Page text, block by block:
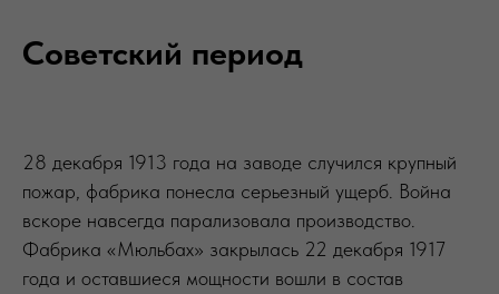
Советский период
28 декабря 1913 года на заводе случился крупный
пожар, фабрика понесла серьезный ущерб. Война
вскоре навсегда парализовала производство.
Фабрика «Мюльбах» закрылась 22 декабря 1917
года и оставшиеся мощности вошли в состав